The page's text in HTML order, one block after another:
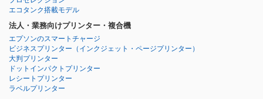
エコタンク搭載モデル
法人・業務向けプリンター・複合機
エプソンのスマートチャージ
ビジネスプリンター （インクジェット・ページプリンター）
大判プリンター
ドットインパクトプリンター
レシートプリンター
ラベルプリンター